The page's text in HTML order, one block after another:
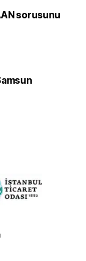
sorusunu